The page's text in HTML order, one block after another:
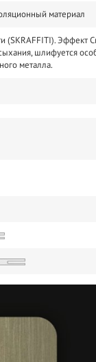
материал
(SKRAFFITI). Эффект
шлифуется
металла.